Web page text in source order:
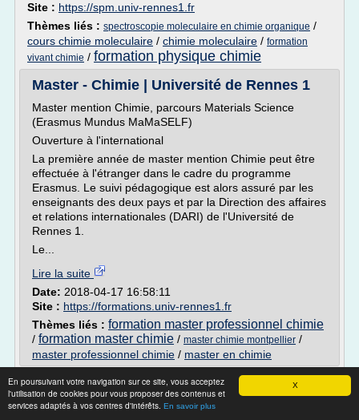
X
En poursuivant votre navigation sur ce site, vous acceptez
l'utilisation de cookies pour vous proposer des contenus et
services adaptés à vos centres d'intérêts. En savoir plus
Site : https://spm.univ-rennes1.fr
Thèmes liés : spectroscopie moleculaire en chimie organique /
cours chimie moleculaire / chimie moleculaire / formation
vivant chimie / formation physique chimie
Master - Chimie | Université de Rennes 1
Master mention Chimie, parcours Materials Science
(Erasmus Mundus MaMaSELF)
Ouverture à l'international
La première année de master mention Chimie peut être
effectuée à l'étranger dans le cadre du programme
Erasmus. Le suivi pédagogique est alors assuré par les
enseignants des deux pays et par la Direction des affaires
et relations internationales (DARI) de l'Université de
Rennes 1.
Le...
Lire la suite
Date: 2018-04-17 16:58:11
Site : https://formations.univ-rennes1.fr
Thèmes liés : formation master professionnel chimie
/ formation master chimie / master chimie montpellier /
master professionnel chimie / master en chimie
Lettre de motivation DUT Chimie - lettres-
gratuites.com